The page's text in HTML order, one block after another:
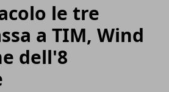
le tre
a TIM, Wind
dell'8